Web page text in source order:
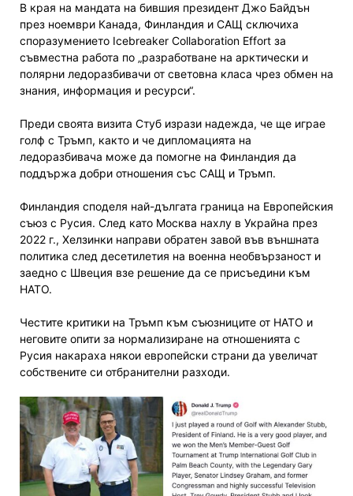
В края на мандата на бившия президент Джо Байдън
през ноември Канада, Финландия и САЩ сключиха
споразумението Icebreaker Collaboration Effort за
съвместна работа по „разработване на арктически и
полярни ледоразбивачи от световна класа чрез обмен на
знания, информация и ресурси“.
Преди своята визита Стуб изрази надежда, че ще играе
голф с Тръмп, както и че дипломацията на
ледоразбивача може да помогне на Финландия да
поддържа добри отношения със САЩ и Тръмп.
Финландия споделя най-дългата граница на Европейския
съюз с Русия. След като Москва нахлу в Украйна през
2022 г., Хелзинки направи обратен завой във външната
политика след десетилетия на военна необвързаност и
заедно с Швеция взе решение да се присъедини към
НАТО.
Честите критики на Тръмп към съюзниците от НАТО и
неговите опити за нормализиране на отношенията с
Русия накараха някои европейски страни да увеличат
собствените си отбранителни разходи.